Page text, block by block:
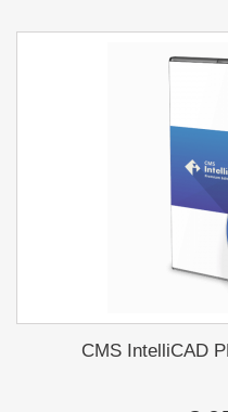
CMS IntelliCAD